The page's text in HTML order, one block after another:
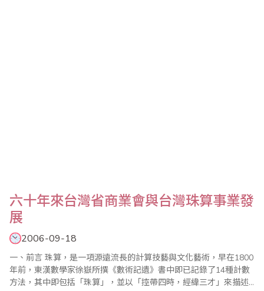
六十年來台灣省商業會與台灣珠算事業發
展
2006-09-18
一、前言 珠算，是一項源遠流長的計算技藝與文化藝術，早在1800
年前，東漢數學家徐嶽所撰《數術記遺》書中即已記錄了14種計數
方法，其中即包括「珠算」，並以「控帶四時，經緯三才」來描述